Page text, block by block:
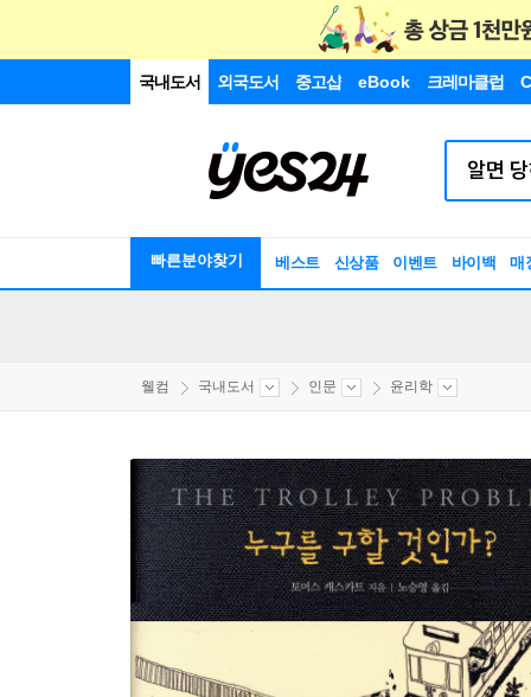
국내도서 외국도서 중고샵 eBook 크레마클럽
빠른분야찾기 베스트 신상품 이벤트 바이백 매
웰컴 국내도서 인문 윤리학